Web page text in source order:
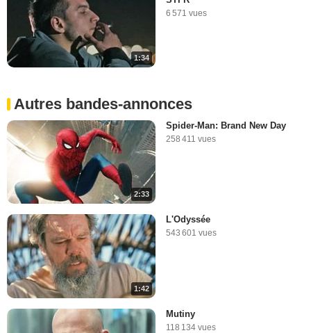
1:34
6 571 vues
Autres bandes-annonces
2:33
Spider-Man: Brand New Day
258 411 vues
1:42
L'Odyssée
543 601 vues
Mutiny
118 134 vues